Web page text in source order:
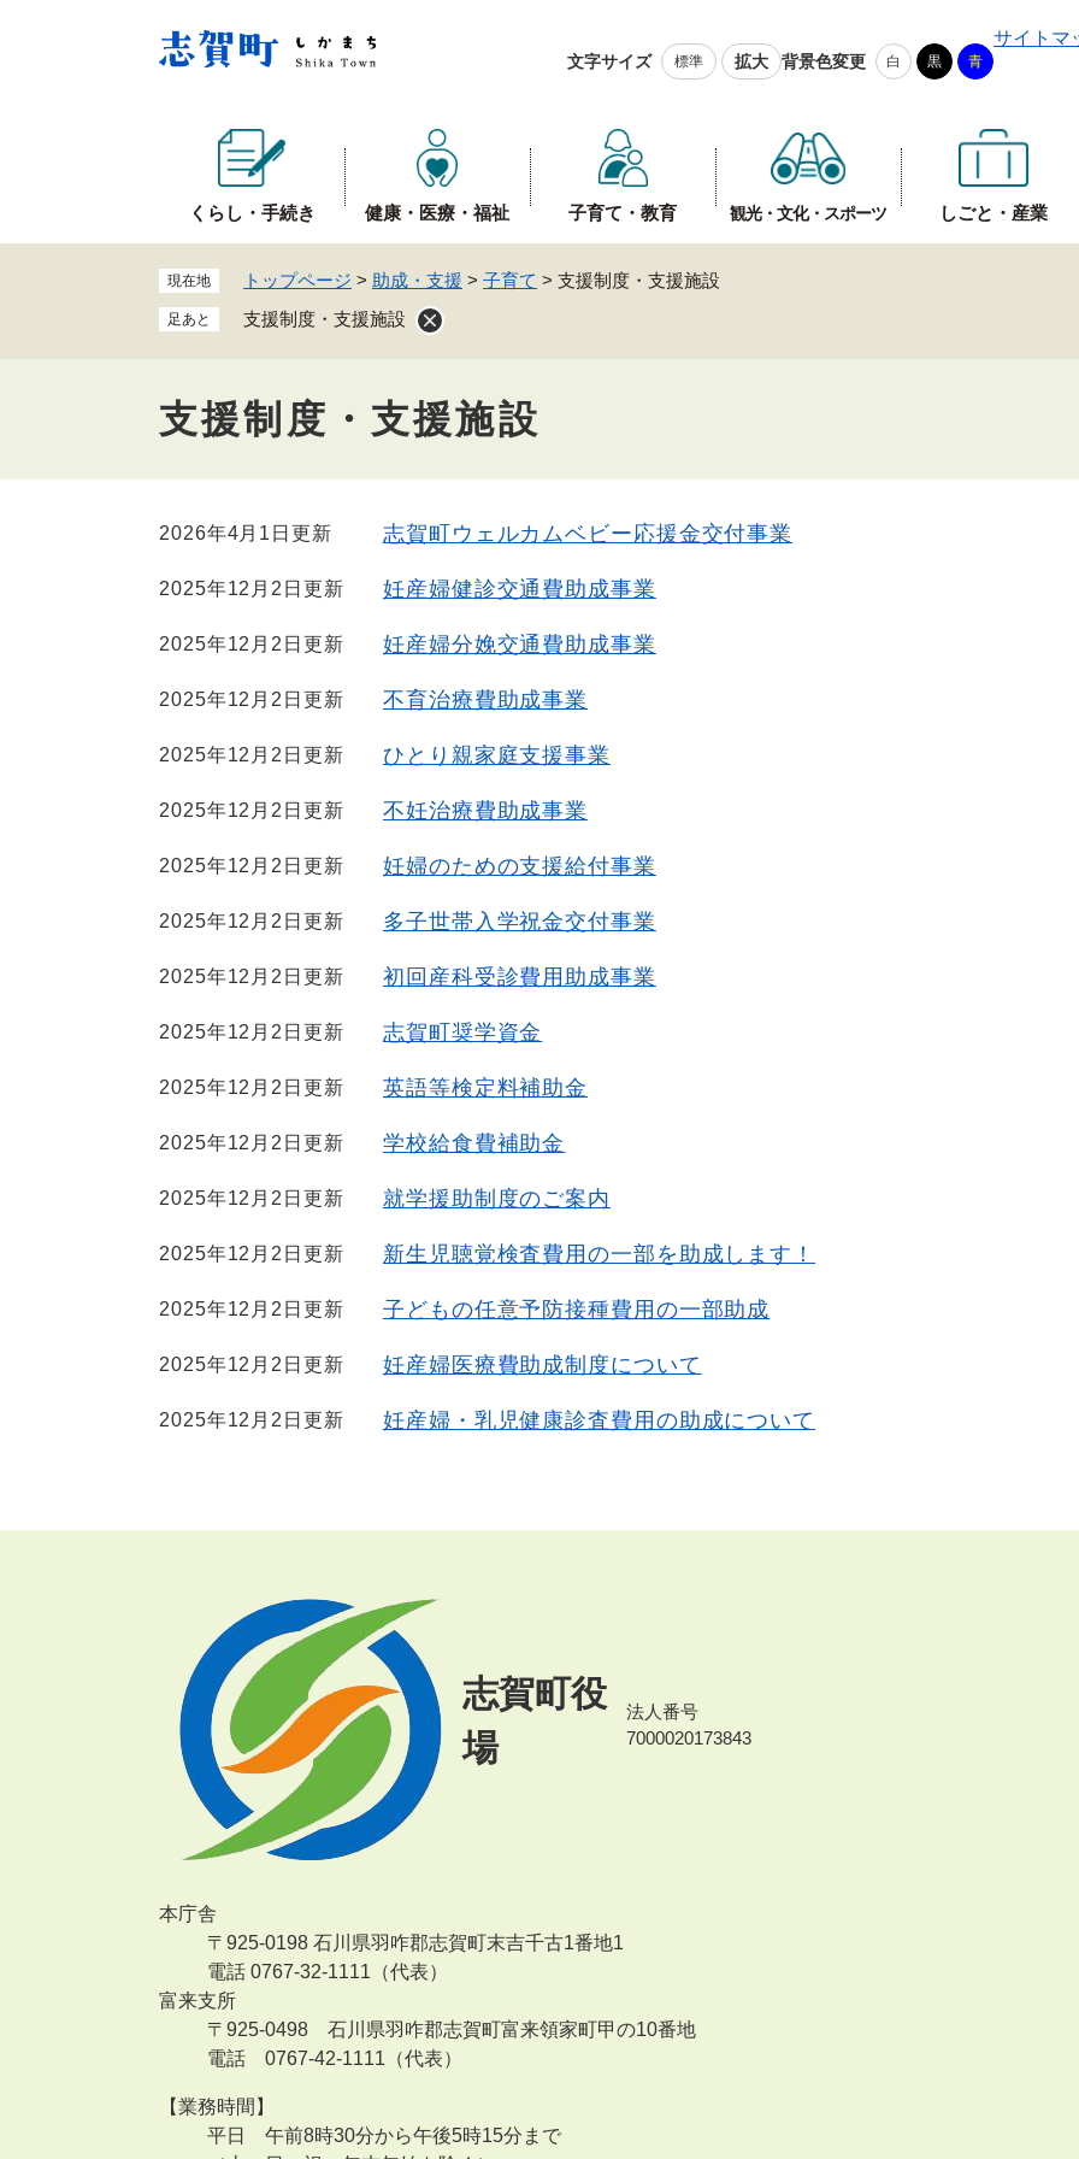
ー
ジ
。
文字サイズ 標準 拡大 背景色変更 白 黒 青
サイトマ
くらし・手続き 健康・医療・福祉 子育て・教育 観光・文化・スポーツ しごと・産業
現在地 トップページ > 助成・支援 > 子育て > 支援制度・支援施設
足あと 支援制度・支援施設
支援制度・支援施設
本
2026年4月1日更新 志賀町ウェルカムベビー応援金交付事業
2025年12月2日更新 妊産婦健診交通費助成事業
2025年12月2日更新 妊産婦分娩交通費助成事業
2025年12月2日更新 不育治療費助成事業
2025年12月2日更新 ひとり親家庭支援事業
2025年12月2日更新 不妊治療費助成事業
2025年12月2日更新 妊婦のための支援給付事業
2025年12月2日更新 多子世帯入学祝金交付事業
2025年12月2日更新 初回産科受診費用助成事業
2025年12月2日更新 志賀町奨学資金
2025年12月2日更新 英語等検定料補助金
2025年12月2日更新 学校給食費補助金
2025年12月2日更新 就学援助制度のご案内
2025年12月2日更新 新生児聴覚検査費用の一部を助成します！
2025年12月2日更新 子どもの任意予防接種費用の一部助成
2025年12月2日更新 妊産婦医療費助成制度について
2025年12月2日更新 妊産婦・乳児健康診査費用の助成について
志賀町役
場
法人番号
7000020173843
本庁舎
〒925-0198 石川県羽咋郡志賀町末吉千古1番地1
電話 0767-32-1111（代表）
富来支所
〒925-0498 石川県羽咋郡志賀町富来領家町甲の10番地
電話 0767-42-1111（代表）
【業務時間】
平日 午前8時30分から午後5時15分まで